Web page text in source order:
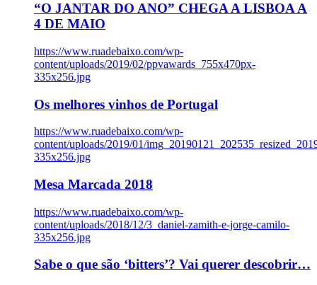
“O JANTAR DO ANO” CHEGA A LISBOA A
4 DE MAIO
https://www.ruadebaixo.com/wp-
content/uploads/2019/02/ppvawards_755x470px-
335x256.jpg
Os melhores vinhos de Portugal
https://www.ruadebaixo.com/wp-
content/uploads/2019/01/
335x256.jpg
Mesa Marcada 2018
https://www.ruadebaixo.com/wp-
content/uploads/2018/12/3_daniel-zamith-e-jorge-camilo-
335x256.jpg
Sabe o que são ‘bitters’? Vai querer descobrir…